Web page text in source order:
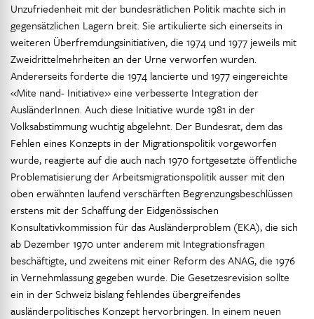
Unzufriedenheit mit der bundesrätlichen Politik machte sich in
gegensätzlichen Lagern breit. Sie artikulierte sich einerseits in
weiteren Überfremdungsinitiativen, die 1974 und 1977 jeweils mit
Zweidrittelmehrheiten an der Urne verworfen wurden.
Andererseits forderte die 1974 lancierte und 1977 eingereichte
«Mite nand- Initiative» eine verbesserte Integration der
AusländerInnen. Auch diese Initiative wurde 1981 in der
Volksabstimmung wuchtig abgelehnt. Der Bundesrat, dem das
Fehlen eines Konzepts in der Migrationspolitik vorgeworfen
wurde, reagierte auf die auch nach 1970 fortgesetzte öffentliche
Problematisierung der Arbeitsmigrationspolitik ausser mit den
oben erwähnten laufend verschärften Begrenzungsbeschlüssen
erstens mit der Schaffung der Eidgenössischen
Konsultativkommission für das Ausländerproblem (EKA), die sich
ab Dezember 1970 unter anderem mit Integrationsfragen
beschäftigte, und zweitens mit einer Reform des ANAG, die 1976
in Vernehmlassung gegeben wurde. Die Gesetzesrevision sollte
ein in der Schweiz bislang fehlendes übergreifendes
ausländerpolitisches Konzept hervorbringen. In einem neuen